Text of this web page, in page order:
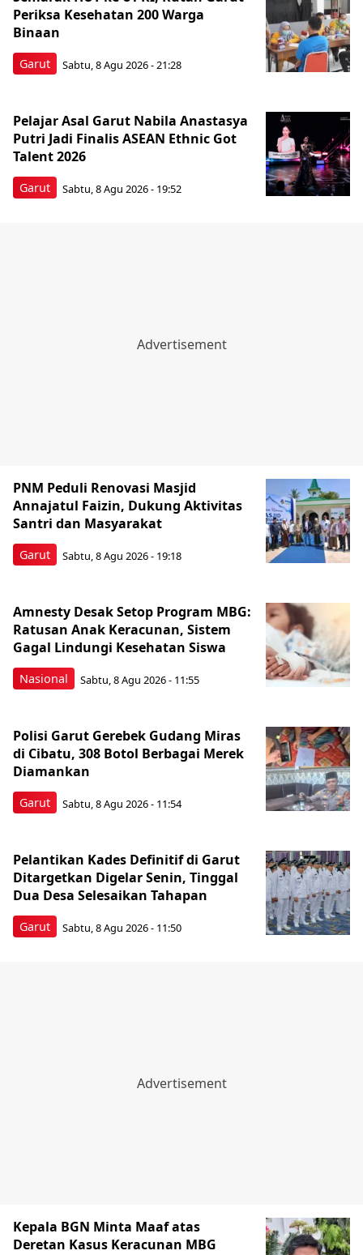
Garut
Periksa Kesehatan 200 Warga
Binaan
Sabtu, 8 Agu 2026 - 21:28
Garut
Pelajar Asal Garut Nabila Anastasya
Putri Jadi Finalis ASEAN Ethnic Got
Talent 2026
Sabtu, 8 Agu 2026 - 19:52
Garut
PNM Peduli Renovasi Masjid
Annajatul Faizin, Dukung Aktivitas
Santri dan Masyarakat
Sabtu, 8 Agu 2026 - 19:18
Nasional
Amnesty Desak Setop Program MBG:
Ratusan Anak Keracunan, Sistem
Gagal Lindungi Kesehatan Siswa
Sabtu, 8 Agu 2026 - 11:55
Garut
Polisi Garut Gerebek Gudang Miras
di Cibatu, 308 Botol Berbagai Merek
Diamankan
Sabtu, 8 Agu 2026 - 11:54
Garut
Pelantikan Kades Definitif di Garut
Ditargetkan Digelar Senin, Tinggal
Dua Desa Selesaikan Tahapan
Sabtu, 8 Agu 2026 - 11:50
Kepala BGN Minta Maaf atas
Deretan Kasus Keracunan MBG